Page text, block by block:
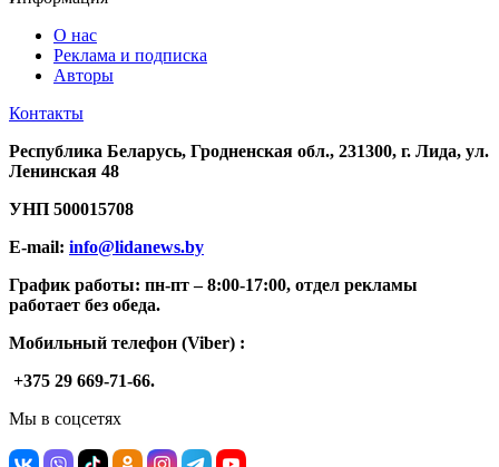
О нас
Реклама и подписка
Авторы
Контакты
Республика Беларусь, Гродненская обл., 231300, г. Лида, ул.
Ленинская 48
УНП 500015708
E-mail: info@lidanews.by
График работы: пн-пт –8:00-17:00, отдел рекламы
работает без обеда.
Мобильный телефон (Viber) :
+375 29 669-71-66.
Мы в соцсетях